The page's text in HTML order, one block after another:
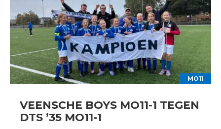
MO11
VEENSCHE BOYS MO11-1 TEGEN
DTS ’35 MO11-1